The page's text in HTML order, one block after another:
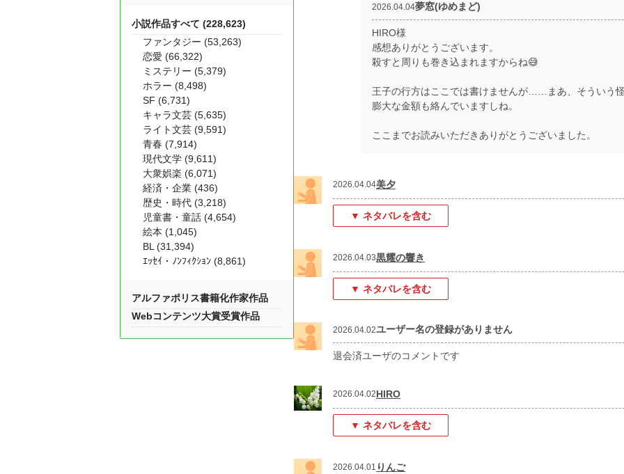
2026.04.04夢窓(ゆめまど)
HIRO様
感想ありがとうございます。
殺すと周りも巻き込まれますからね😅
王子の行方はここでは書けませんが……まあ、そういう怪
膨大な金額も絡んでいますしね。
ここまでお読みいただきありがとうございました。
2026.04.04美夕
▼ ネタバレを含む
2026.04.03黒耀の響き
▼ ネタバレを含む
2026.04.02ユーザー名の登録がありません
退会済ユーザのコメントです
2026.04.02HIRO
▼ ネタバレを含む
2026.04.01 りんご
小説作品すべて (228,623)
ファンタジー (53,263)
恋愛 (66,322)
ミステリー (5,379)
ホラー (8,498)
SF (6,731)
キャラ文芸 (5,635)
ライト文芸 (9,591)
青春 (7,914)
現代文学 (9,611)
大衆娯楽 (6,071)
経済・企業 (436)
歴史・時代 (3,218)
児童書・童話 (4,654)
絵本 (1,045)
BL (31,394)
ｴｯｾｲ・ﾉﾝﾌｨｸｼｮﾝ (8,861)
アルファポリス書籍化作家作品
Webコンテンツ大賞受賞作品